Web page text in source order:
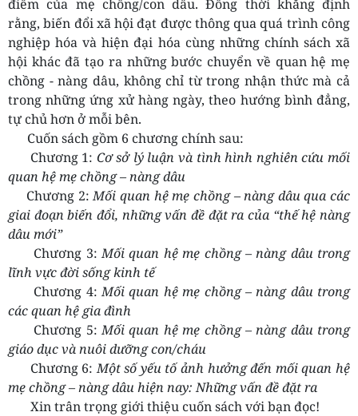
điểm của mẹ chồng/con dâu. Đồng thời khẳng định
rằng, biến đổi xã hội đạt được thông qua quá trình công
nghiệp hóa và hiện đại hóa cùng những chính sách xã
hội khác đã tạo ra những bước chuyển về quan hệ mẹ
chồng - nàng dâu, không chỉ từ trong nhận thức mà cả
trong những ứng xử hàng ngày, theo hướng bình đẳng,
tự chủ hơn ở mỗi bên.
Cuốn sách gồm 6 chương chính sau:
Chương 1: Cơ sở lý luận và tình hình nghiên cứu mối
quan hệ mẹ chồng – nàng dâu
Chương 2:Mối quan hệ mẹ chồng – nàng dâu qua các
giai đoạn biến đổi, những vấn đề đặt ra của “thế hệ nàng
dâu mới”
Chương 3:Mối quan hệ mẹ chồng – nàng dâu trong
lĩnh vực đời sốngkinh tế
Chương 4:Mối quan hệ mẹ chồng – nàng dâu trong
các quan hệ gia đình
Chương 5:Mối quan hệ mẹ chồng – nàng dâu trong
giáo dục và nuôi dưỡng con/cháu
Chương 6:Một số yếu tố ảnh hưởng đến mối quan hệ
mẹ chồng – nàng dâu hiện nay: Những vấn đề đặt ra
Xin trân trọng giới thiệu cuốn sách với bạn đọc!